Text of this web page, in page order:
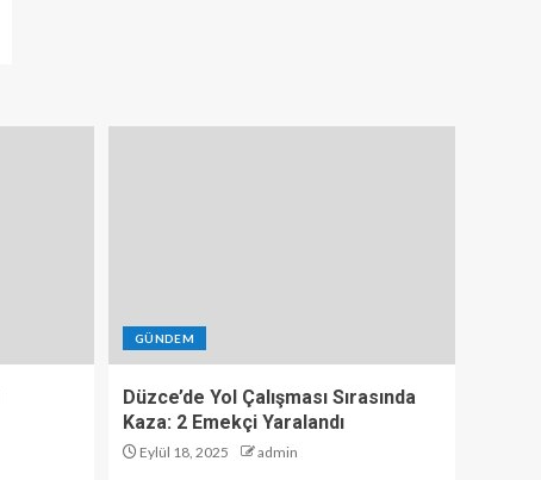
GÜNDEM
Düzce’de Yol Çalışması Sırasında
Kaza: 2 Emekçi Yaralandı
Eylül 18, 2025 admin